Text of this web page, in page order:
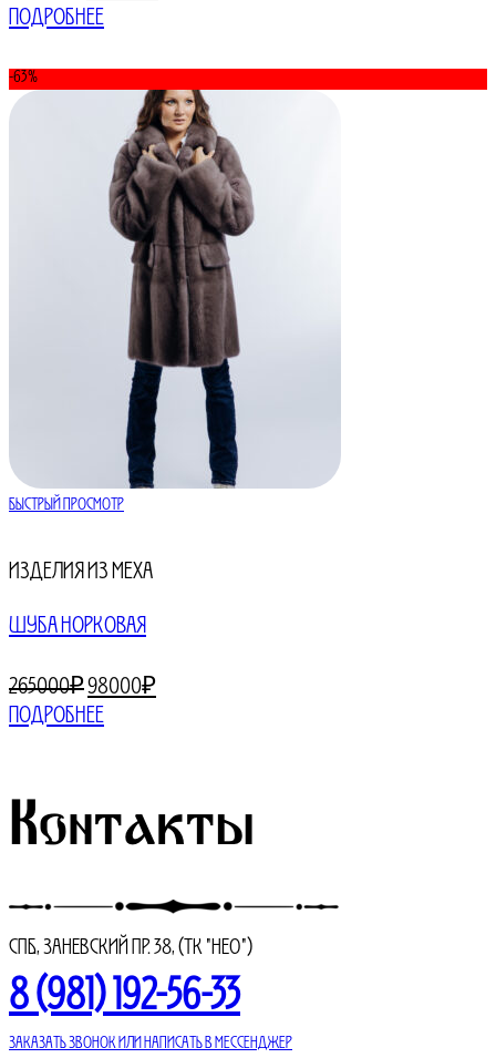
цена
335000₽.
Подробнее
-63%
Быстрый просмотр
Изделия из меха
ШУБА НОРКОВАЯ
265000₽Первоначальная
цена
98000₽Текущая
Подробнее
Контакты
СПБ., Заневский пр. 38, (ТК "НЕО")
8 (981) 192-56-33
Заказать звонок или написать в мессенджер